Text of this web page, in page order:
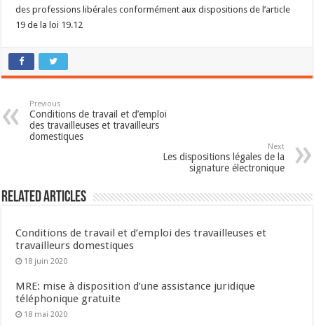
des professions libérales conformément aux dispositions de l’article
19 de la loi 19.12
Previous
Conditions de travail et d’emploi
des travailleuses et travailleurs
domestiques
Next
Les dispositions légales de la
signature électronique
Related Articles
Conditions de travail et d’emploi des travailleuses et
travailleurs domestiques
18 juin 2020
MRE: mise à disposition d’une assistance juridique
téléphonique gratuite
18 mai 2020